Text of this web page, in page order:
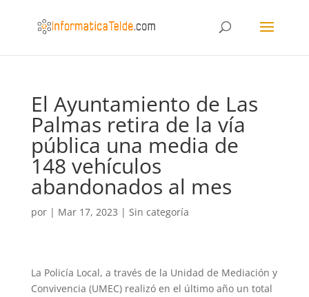
El Ayuntamiento de Las
Palmas retira de la vía
pública una media de
148 vehículos
abandonados al mes
por | Mar 17, 2023 | Sin categoría
La Policía Local, a través de la Unidad de Mediación y
Convivencia (UMEC) realizó en el último año un total